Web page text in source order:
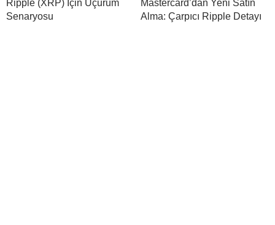
Ripple (XRP) İçin Uçurum
Senaryosu
Mastercard’dan Yeni Satın
Alma: Çarpıcı Ripple Detayı